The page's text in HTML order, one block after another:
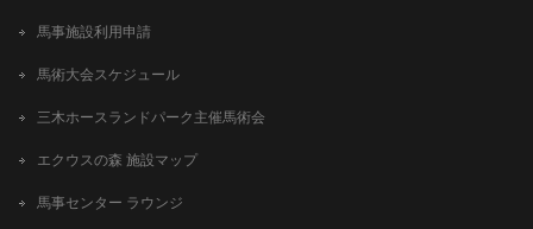
馬事施設利用申請
馬術大会スケジュール
三木ホースランドパーク主催馬術会
エクウスの森 施設マップ
馬事センター ラウンジ